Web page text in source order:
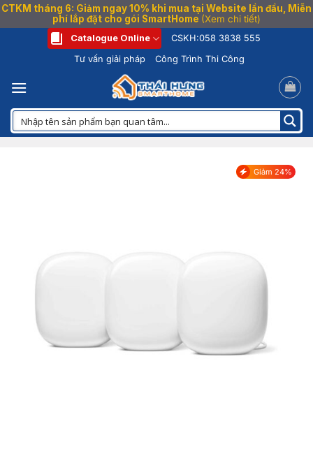
CTKM tháng 6: Giảm ngay 10% khi mua tại Website lần đầu, Miễn
phí lắp đặt cho gói SmartHome (Xem chi tiết)
dung
Catalogue Online CSKH:058 3838 555
Tư vấn giải pháp
Công Trình Thi Công
Giảm 24%